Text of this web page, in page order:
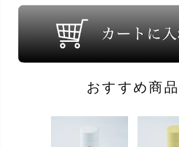
おすすめ商品